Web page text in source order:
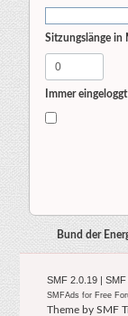
Sitzungslänge in
Immer
Bund der
SMF 2.0.19| SMF
SMFAds for Free
Theme by SMF